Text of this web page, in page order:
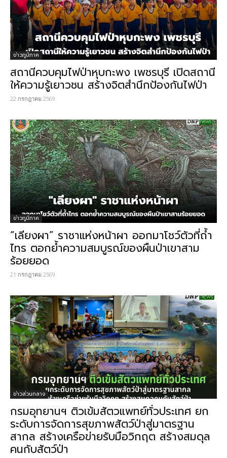
ข่าวภูมิภาค
สถานีควบคุมไฟป่าหุบกะพง เพชรบุรี เปิดสถานี
ให้ความรู้เยาวชน สร้างจิตสำนึกป้องกันไฟป่า
22 กรกฎาคม 2569
ข่าวภูมิภาค
“เลียงผา” ราชาแห่งหน้าผา ออกมาโชว์ตัวที่ถ้ำ
ไทร ตอกย้ำความสมบูรณ์ของผืนป่าเขาสาม
ร้อยยอด
21 กรกฎาคม 2569
ข่าวส่วนกลาง
กรมอุทยานฯ ติวเข้มสัตวแพทย์ทั่วประเทศ ยก
ระดับการจัดการสุขภาพสัตว์ป่าสู่มาตรฐาน
สากล สร้างเครือข่ายรับมือวิกฤต สร้างสมดุล
คนกับสัตว์ป่า